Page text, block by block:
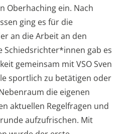
Oberhaching ein. Nach
ging es für die
an die Arbeit an den
Schiedsrichter*innen gab es
gemeinsam mit VSO Sven
sportlich zu betätigen oder
die eigenen
aktuellen Regelfragen und
aufzufrischen. Mit